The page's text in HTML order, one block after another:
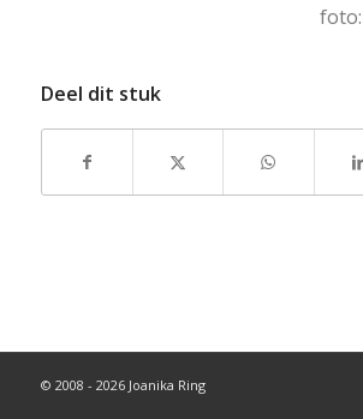
foto:
Deel dit stuk
© 2008 - 2026 Joanika Ring